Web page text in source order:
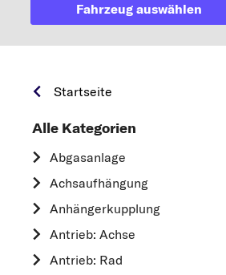
Fahrzeug auswählen
Startseite
Alle Kategorien
Abgasanlage
Achsaufhängung
Anhängerkupplung
Antrieb: Achse
Antrieb: Rad